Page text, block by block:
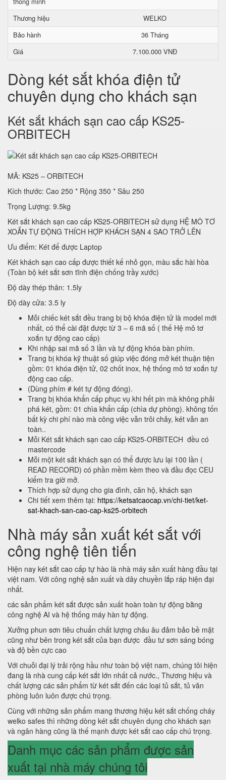
Thương hiệu
WELKO
Bảo hành
36 Tháng
Giá
7.100.000 VNĐ
Dòng két sắt khóa điện tử
chuyên dụng cho khách sạn
Két sắt khách sạn cao cấp KS25-
ORBITECH
MÃ: KS25 – ORBITECH
Kích thước: Cao 250 * Rộng 350 * Sâu 250
Trọng Lượng: 9.5kg
Két sắt khách sạn cao cấp KS25-ORBITECH sử dụng HỆ MÔ TƠ
XOẮN TỰ ĐỘNG THÍCH HỢP KHÁCH SẠN 4 SAO TRỞ LÊN
Ưu điểm: Két để được Laptop
Két khách sạn cao cấp được thiết kế nhỏ gọn, màu sắc hài hòa
(Toàn bộ két sắt sơn tĩnh điện chống trầy xước)
Độ dày thép thân: 1.5ly
Độ dày cửa: 3.5 ly
Mỗi chiếc két sắt đều trang bị bộ khóa điện tử là model mới
nhất, có thể cài đặt được từ 3 – 6 mã số ( thế Hệ mô tơ
xoắn tự động cao cấp)
Khi nhập sai mã số 3 lần và tự động khóa bàn phím.
Trang bị khóa kỹ thuật số giúp việc đóng mở két thuận tiện
gồm: 01 khóa điện tử, 02 chốt inox, hệ thống mô tơ xoắn tự
động cao cấp.
(Dùng phím # két tự động đóng).
Trang bị khóa khẩn cấp phục vụ khi hết pin mà không phải
phá két, gồm: 01 chìa khẩn cấp (chìa dự phòng). không tốn
bất kỳ chi phí nào mà công việc vẫn trôi chảy, két vẫn an
toàn..
Mỗi Két sắt khách sạn cao cấp KS25-ORBITECH đều có
mastercode
Mỗi một két sắt khách sạn có thể được lưu lại 100 lần (
READ RECORD) có phần mềm kèm theo và đầu đọc CEU
kiểm tra giờ mở.
Thích hợp sử dụng cho gia đình, căn hộ, khách sạn
Chi tiết xem thêm tại: https://ketsatcaocap.vn/chi-tiet/ket-
sat-khach-san-cao-cap-ks25-orbitech
Nhà máy sản xuất két sắt với
công nghệ tiên tiến
Hiện nay két sắt cao cấp tự hào là nhà máy sản xuất hàng đầu tại
việt nam. Với công nghệ sản xuất và dây chuyền lắp ráp hiện đại
nhất.
các sản phẩm két sắt được sản xuất hoàn toàn tự động bằng
công nghệ AI và hệ thống máy hàn tự động.
Xưởng phun sơn tiêu chuẩn chất lượng châu âu đảm bảo bề mặt
cũng như bên trong két sắt của bạn được đầu tư sơn sáng bóng
và độ bền cực cao
Với chuỗi đại lý trải rộng hầu như toàn bộ việt nam, chúng tôi hiện
đang là nhà cung cấp két sắt lớn nhất cả nước., Thương hiệu và
chất lượng các sản phẩm từ két sắt đến các loại tủ sắt, tủ văn
phòng luôn luôn được chú trọng.
Cùng với những sản phẩm mang thương hiệu két sắt chống cháy
welko safes thì những dòng két sắt chuyên dụng cho khách sạn
và ngân hàng cũng là thế mạnh được két sắt cao cấp chú trọng.
Danh mục các sản phẩm được sản
xuất tại nhà máy chúng tôi